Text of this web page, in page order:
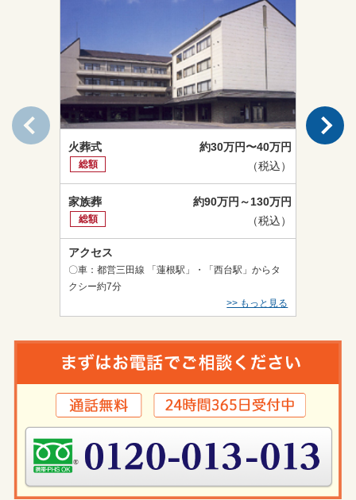
火葬式
総額
約30万円〜40万円
（税込）
家族葬
総額
約90万円～130万円
（税込）
アクセス
〇車：都営三田線 「蓮根駅」・「西台駅」からタ
クシー約7分
>> もっと見る
火葬式